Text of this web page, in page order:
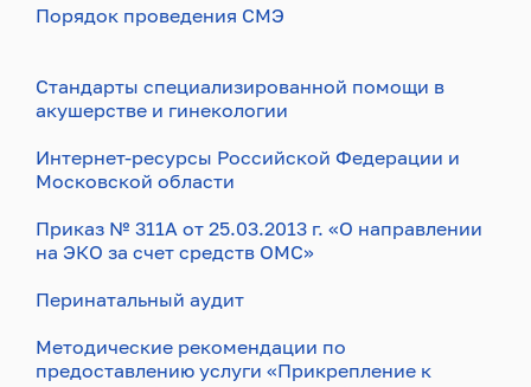
Порядок проведения СМЭ
Стандарты специализированной помощи в
акушерстве и гинекологии
Интернет-ресурсы Российской Федерации и
Московской области
Приказ № 311А от 25.03.2013 г. «О направлении
на ЭКО за счет средств ОМС»
Перинатальный аудит
Методические рекомендации по
предоставлению услуги «Прикрепление к